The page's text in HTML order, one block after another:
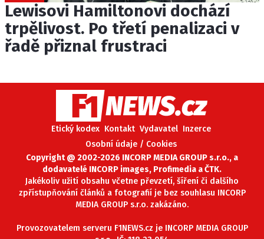
Lewisovi Hamiltonovi dochází
trpělivost. Po třetí penalizaci v
řadě přiznal frustraci
Etický kodex Kontakt Vydavatel Inzerce
Osobní údaje / Cookies
Copyright @ 2002-2026 INCORP MEDIA GROUP s.r.o., a
dodavatelé INCORP images, Profimedia a ČTK.
Jakékoliv užití obsahu včetne převzetí, šíření či dalšího
zpřístupňování článků a fotografií je bez souhlasu INCORP
MEDIA GROUP s.r.o. zakázáno.
Provozovatelem serveru F1NEWS.cz je INCORP MEDIA GROUP